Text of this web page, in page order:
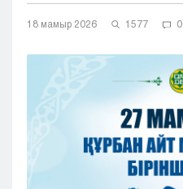
Кызылорда
18 мамыр 2026 1577 0